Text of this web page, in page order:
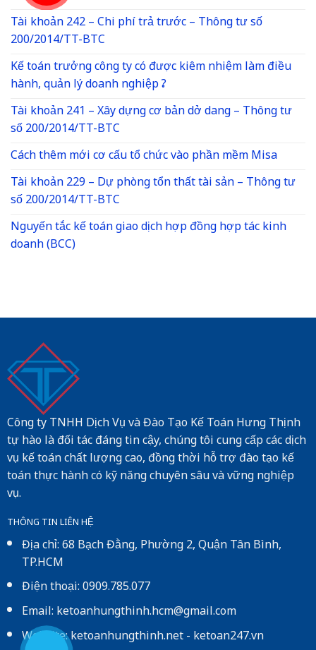
Tài khoản 242 – Chi phí trả trước – Thông tư số
200/2014/TT-BTC
Kế toán trưởng công ty có được kiêm nhiệm làm điều
hành, quản lý doanh nghiệp ?
Tài khoản 241 – Xây dựng cơ bản dở dang – Thông tư
số 200/2014/TT-BTC
Cách thêm mới cơ cấu tổ chức vào phần mềm Misa
Tài khoản 229 – Dự phòng tổn thất tài sản – Thông tư
số 200/2014/TT-BTC
Nguyến tắc kế toán giao dịch hợp đồng hợp tác kinh
doanh (BCC)
Công ty TNHH Dịch Vụ và Đào Tạo Kế Toán Hưng Thịnh
tự hào là đối tác đáng tin cậy, chúng tôi cung cấp các dịch
vụ kế toán chất lượng cao, đồng thời hỗ trợ đào tạo kế
toán thực hành có kỹ năng chuyên sâu và vững nghiệp
vụ.
THÔNG TIN LIÊN HỆ
Địa chỉ: 68 Bạch Đằng, Phường 2, Quận Tân Bình,
TP.HCM
Điện thoại: 0909.785.077
Email: ketoanhungthinh.hcm@gmail.com
Website:ketoanhungthinh.net-ketoan247.vn